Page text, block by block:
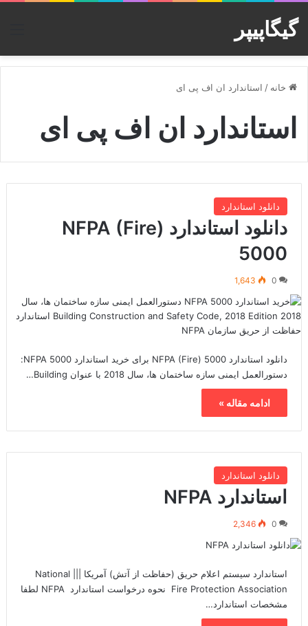
گیگاپیپر
خانه / استاندارد ان اف پی ای
استاندارد ان اف پی ای
دانلود استاندارد
دانلود استاندارد NFPA (Fire)
5000
0
1,643
دانلود استاندارد NFPA (Fire) 5000 برای خرید استاندارد NFPA 5000:
دستورالعمل ایمنی سازه ساختمان ها، سال 2018 با عنوان Building…
ادامه مقاله »
دانلود استاندارد
استاندارد NFPA
0
2,346
استاندارد سیستم اعلام حریق (حفاظت از آتش) آمریکا ||| National
Fire Protection Association نحوه درخواست استاندارد NFPA لطفا
مشخصات استاندارد…